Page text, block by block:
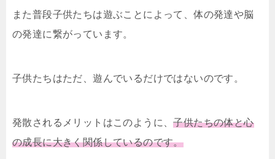
また普段子供たちは遊ぶことによって、体の発達や脳
の発達に繋がっています。
子供たちはただ、遊んでいるだけではないのです。
発散されるメリットはこのように、子供たちの体と心
の成長に大きく関係しているのです。